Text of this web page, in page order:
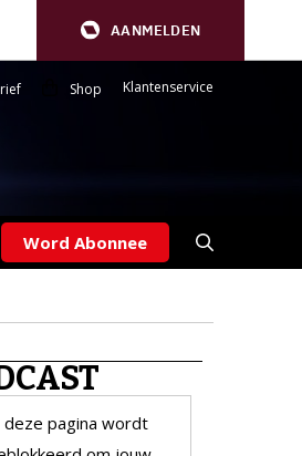
AANMELDEN
Shop Klantenservice
Word Abonnee
deze pagina wordt